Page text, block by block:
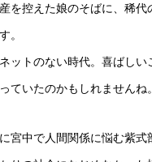
を控えた娘のそばに、稀
。
ットのない時代。喜ばしい
ていたのかもしれませんね。
宮中で人間関係に悩む紫式